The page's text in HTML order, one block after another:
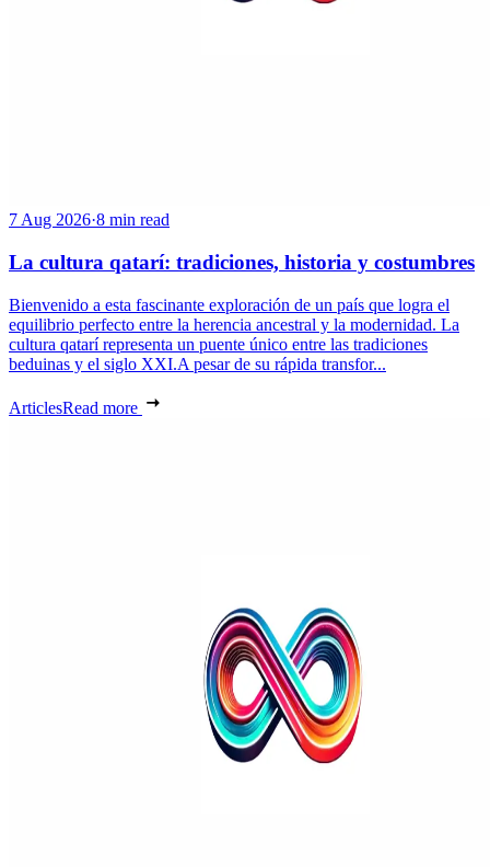
7 Aug 2026·8 min read
La cultura qatarí: tradiciones, historia y costumbres
Bienvenido a esta fascinante exploración de un país que logra el
equilibrio perfecto entre la herencia ancestral y la modernidad. La
cultura qatarí representa un puente único entre las tradiciones
beduinas y el siglo XXI.A pesar de su rápida transfor...
ArticlesRead more